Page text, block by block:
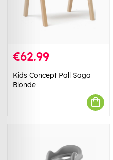
€62.99
Kids Concept Pall Saga
Blonde